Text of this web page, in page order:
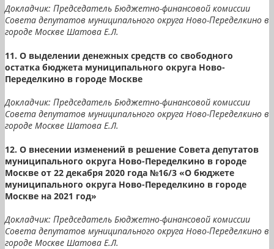
Докладчик: Председатель Бюджетно-финансовой комиссии
Совета депутатов муниципального округа Ново-Переделкино в
городе Москве Шатова Е.Л.
11. О выделении денежных средств со свободного
остатка бюджета муниципального округа Ново-
Переделкино в городе Москве
Докладчик: Председатель Бюджетно-финансовой комиссии
Совета депутатов муниципального округа Ново-Переделкино в
городе Москве Шатова Е.Л.
12. О внесении изменений в решение Совета депутатов
муниципального округа Ново-Переделкино в городе
Москве от 22 декабря 2020 года №16/3 «О бюджете
муниципального округа Ново-Переделкино в городе
Москве на 2021 год»
Докладчик: Председатель Бюджетно-финансовой комиссии
Совета депутатов муниципального округа Ново-Переделкино в
городе Москве Шатова Е.Л.